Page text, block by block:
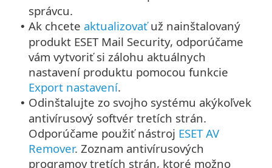
správcu.
• Ak chcete aktualizovaťuž nainštalovaný
produkt ESET Mail Security, odporúčame
vám vytvoriť si zálohu aktuálnych
nastavení produktu pomocou funkcie
Export nastavení.
• Odinštalujte zo svojho systému akýkoľvek
antivírusový softvér tretích strán.
Odporúčame použiť nástroj ESET AV
Remover. Zoznam antivírusových
programov tretích strán, ktoré možno